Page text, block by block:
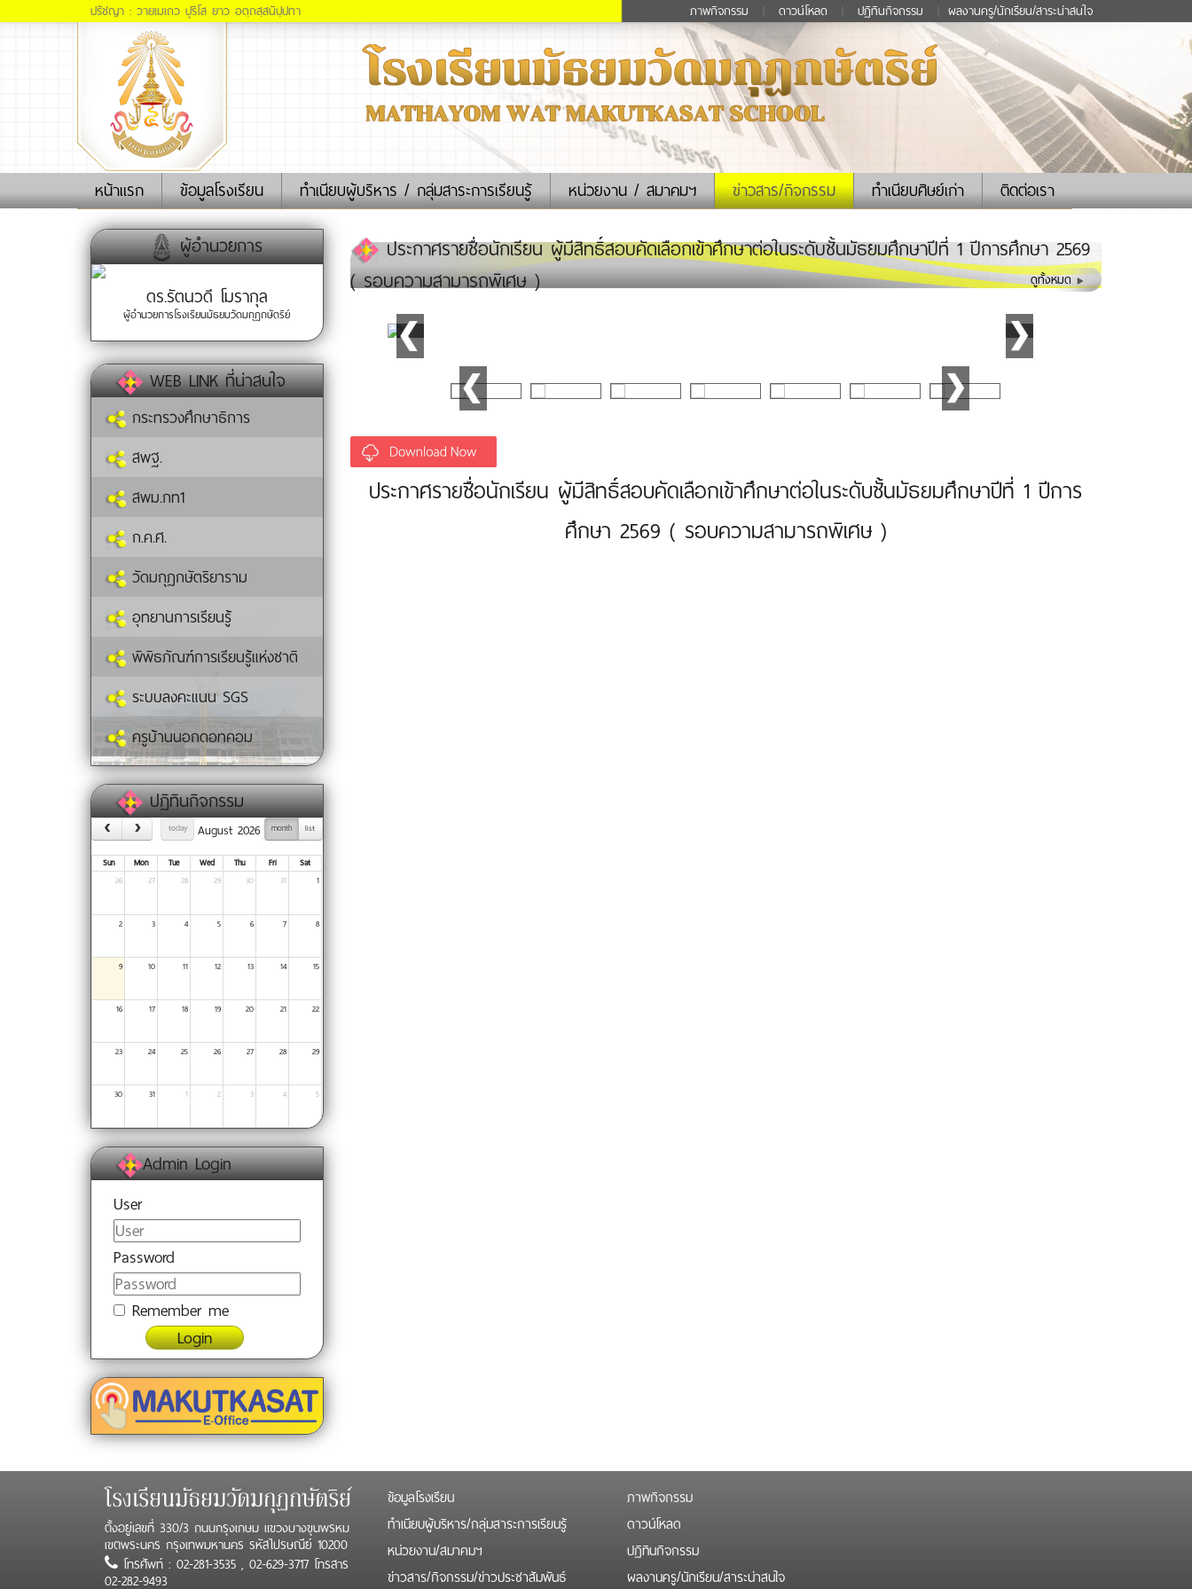
ปรัชญา : วายเมเถว ปุริโส ยาว อตฺถสฺสนิปฺปทา ภาพกิจกรรม ดาวน์โหลด ปฏิทินกิจกรรม ผลงานครู/นักเรียน/สาระน่าสนใจ
หน้าแรก(current)ข้อมูลโรงเรียน ทำเนียบผู้บริหาร / กลุ่มสาระการเรียนรู้ หน่วยงาน / สมาคมฯ ข่าวสาร/กิจกรรม ทำเนียบศิษย์เก่า ติดต่อเรา
ผู้อำนวยการ
ดร.รัตนวดี โมรากุล
ผู้อำนวยการโรงเรียนมัธยมวัดมกุฏกษัตริย์
WEB LINK ที่น่าสนใจ
กระทรวงศึกษาธิการ
สพฐ.
สพม.กท1
ก.ค.ศ.
วัดมกุฏกษัตริยาราม
อุทยานการเรียนรู้
พิพิธภัณฑ์การเรียนรู้แห่งชาติ
ระบบลงคะแนน SGS
ครูบ้านนอกดอทคอม
ปฏิทินกิจกรรม
today month list
August 2026
Sun Mon Tue Wed Thu Fri
Sat
26
27 28 29 30 31 1
2 3 4 5 6 7 8
9 10 11 12 13 14 15
16 17 18 19 20 21 22
23 24 25 26 27 28 29
30 31 1 2 3 4 5
Admin Login
User
Password
Remember me
Login
ประกาศรายชื่อนักเรียน ผู้มีสิทธิ์สอบคัดเลือกเข้าศึกษาต่อในระดับชั้นมัธยมศึกษาปีที่ 1 ปีการศึกษา 2569
( รอบความสามารถพิเศษ )
ดูทั้งหมด
ประกาศรายชื่อนักเรียน ผู้มีสิทธิ์สอบคัดเลือกเข้าศึกษาต่อในระดับชั้นมัธยมศึกษาปีที่ 1 ปีการ
ศึกษา 2569 ( รอบความสามารถพิเศษ )
โรงเรียนมัธยมวัดมกุฏกษัตริย์
ตั้งอยู่เลขที่ 330/3 ถนนกรุงเกษม แขวงบางขุนพรหม
เขตพระนคร กรุงเทพมหานคร รหัสไปรษณีย์ 10200
โทรศัพท์ : 02-281-3535 , 02-629-3717 โทรสาร
02-282-9493
ข้อมูลโรงเรียน
ทำเนียบผู้บริหาร/กลุ่มสาระการเรียนรู้
หน่วยงาน/สมาคมฯ
ข่าวสาร/กิจกรรม/ข่าวประชาสัมพันธ์
ภาพกิจกรรม
ดาวน์โหลด
ปฏิทินกิจกรรม
ผลงานครู/นักเรียน/สาระน่าสนใจ